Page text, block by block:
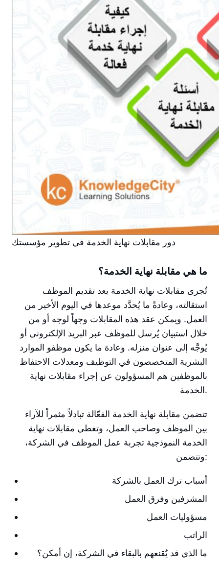
دور مقابلات نهاية الخدمة في تطوير مؤسستك
ما هي مقابلة نهاية الخدمة؟
تُجرى مقابلات نهاية الخدمة بعد تقديم الموظف
استقالته، وعادةً ما يُحدَّد موعدها في اليوم الأخير من
العمل. ويمكن عقد هذه المقابلات وجهاً لوجه أو من
خلال استبيان يُرسل للموظف عبر البريد الإلكتروني أو
يُوجَّه إلى عنوان منزله. وعادة ما يكون موظفو الموارد
البشرية المتخصصون في التوظيف ومعدلات الاحتفاظ
بالموظفين هم المسؤولون عن إجراء مقابلات نهاية
الخدمة.
تتضمن مقابلة نهاية الخدمة الفعّالة تبادلاً مثمراً للآراء
بين الموظف وصاحب العمل، وتغطي مقابلات نهاية
الخدمة النموذجية تجربة عمل الموظف في الشركة،
وتتضمن:
أسباب ترك العمل بالشركة
المشرفين وفرق العمل
مسؤوليات العمل
الراتب
ما الذي قد يُقنعهم بالبقاء في الشركة، إن أمكن؟